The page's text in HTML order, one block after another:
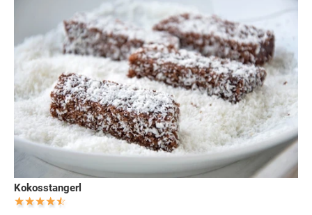
Kokosstangerl